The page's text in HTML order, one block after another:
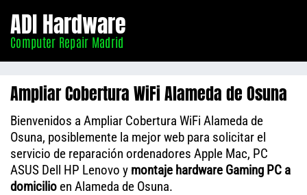
Madrid
ADI Hardware
Computer Repair Madrid
Ampliar Cobertura WiFi Alameda de Osuna
Bienvenidos a Ampliar Cobertura WiFi Alameda de
Osuna, posiblemente la mejor web para solicitar el
servicio de reparación ordenadores Apple Mac, PC
ASUS Dell HP Lenovo y montaje hardware Gaming PC a
domicilio en Alameda de Osuna.